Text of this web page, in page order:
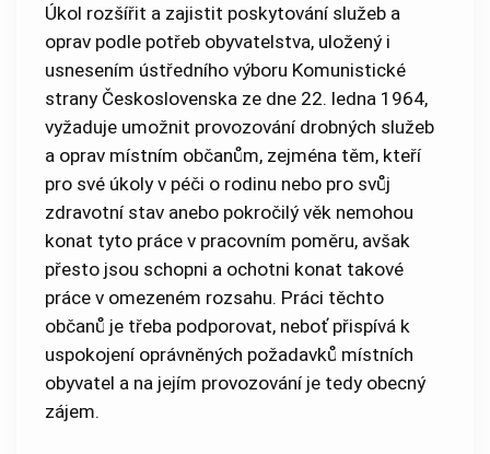
Úkol rozšířit a zajistit poskytování služeb a
oprav podle potřeb obyvatelstva, uložený i
usnesením ústředního výboru Komunistické
strany Československa ze dne 22. ledna 1964,
vyžaduje umožnit provozování drobných služeb
a oprav místním občanům, zejména těm, kteří
pro své úkoly v péči o rodinu nebo pro svůj
zdravotní stav anebo pokročilý věk nemohou
konat tyto práce v pracovním poměru, avšak
přesto jsou schopni a ochotni konat takové
práce v omezeném rozsahu. Práci těchto
občanů je třeba podporovat, neboť přispívá k
uspokojení oprávněných požadavků místních
obyvatel a na jejím provozování je tedy obecný
zájem.